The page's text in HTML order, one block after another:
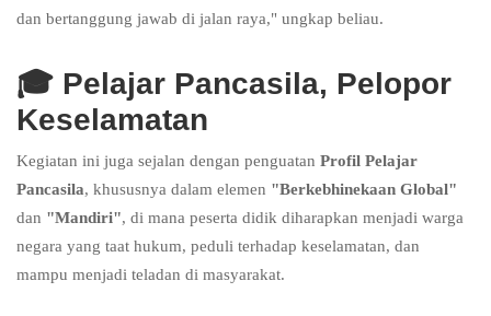
dan bertanggung jawab di jalan raya," ungkap beliau.
🎓 Pelajar Pancasila, Pelopor
Keselamatan
Kegiatan ini juga sejalan dengan penguatan Profil Pelajar
Pancasila, khususnya dalam elemen "Berkebhinekaan Global"
dan "Mandiri", di mana peserta didik diharapkan menjadi warga
negara yang taat hukum, peduli terhadap keselamatan, dan
mampu menjadi teladan di masyarakat.